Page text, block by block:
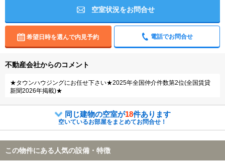
空室状況をお問合せ
希望日時を選んで内見予約 電話でお問合せ
不動産会社からのコメント
★タウンハウジングにお任せ下さい★2025年全国仲介件数第2位(全国賃貸
新聞2026年掲載)★
同じ建物の空室が18件あります
空いているお部屋をまとめてお問合せ！
この物件にある人気の設備・特徴